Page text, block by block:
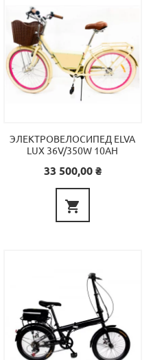
ЭЛЕКТРОВЕЛОСИПЕД ELVA
LUX 36V/350W 10AH
Цена
33 500,00 ₴
